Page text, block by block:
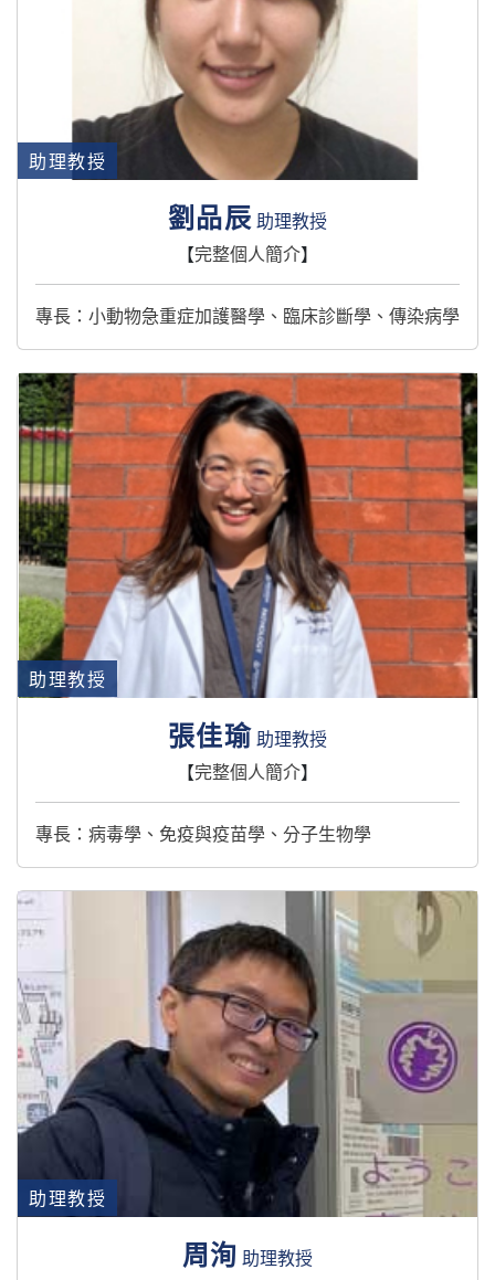
助理教授
劉品辰 助理教授
【完整個人簡介】
專長：小動物急重症加護醫學、臨床診斷學、傳染病學
助理教授
張佳瑜 助理教授
【完整個人簡介】
專長：病毒學、免疫與疫苗學、分⼦⽣物學
助理教授
周洵 助理教授